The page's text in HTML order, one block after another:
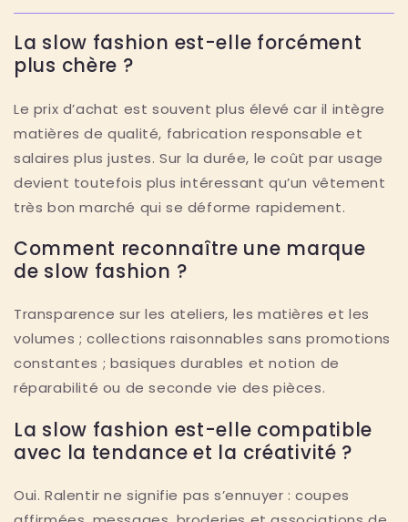
La slow fashion est-elle forcément
plus chère ?
Le prix d’achat est souvent plus élevé car il intègre
matières de qualité, fabrication responsable et
salaires plus justes. Sur la durée, le coût par usage
devient toutefois plus intéressant qu’un vêtement
très bon marché qui se déforme rapidement.
Comment reconnaître une marque
de slow fashion ?
Transparence sur les ateliers, les matières et les
volumes ; collections raisonnables sans promotions
constantes ; basiques durables et notion de
réparabilité ou de seconde vie des pièces.
La slow fashion est-elle compatible
avec la tendance et la créativité ?
Oui. Ralentir ne signifie pas s’ennuyer : coupes